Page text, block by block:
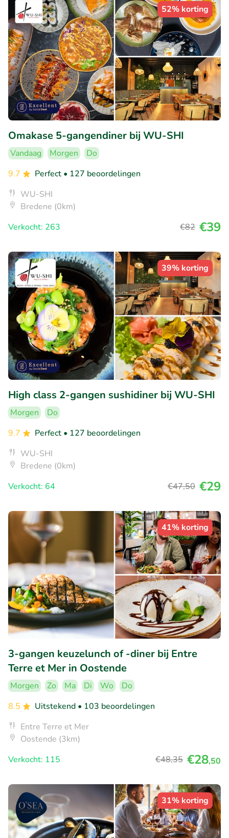
52% korting
Omakase 5-gangendiner bij WU-SHI
Vandaag Morgen
Do
9.7
Perfect • 127 beoordelingen
WU-SHI
Bredene (0km)
Verkocht: 263
€82 €39
39% korting
High class 2-gangen sushidiner bij WU-SHI
Morgen
Do
9.7
Perfect • 127 beoordelingen
WU-SHI
Bredene (0km)
Verkocht: 64
€47,50 €29
41% korting
3-gangen keuzelunch of -diner bij Entre
Terre et Mer in Oostende
Morgen Zo Ma Di Wo
Do
8.5
Uitstekend • 103 beoordelingen
Entre Terre et Mer
Oostende (3km)
Verkocht: 115
€48,35 €28,50
31% korting